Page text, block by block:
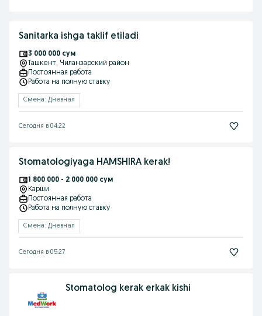
Sanitarka ishga taklif etiladi
3 000 000 сум
Ташкент, Чиланзарский район
Постоянная работа
Работа на полную ставку
Смена: Дневная
Сегодня в 04:22
Stomatologiyaga HAMSHIRA kerak!
1 800 000 - 2 000 000 сум
Карши
Постоянная работа
Работа на полную ставку
Смена: Дневная
Сегодня в 05:27
Stomatolog kerak erkak kishi